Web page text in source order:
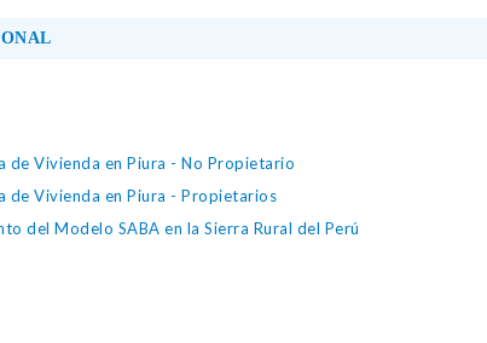
de Vivienda en Piura - No Propietario
de Vivienda en Piura - Propietarios
del Modelo SABA en la Sierra Rural del Perú